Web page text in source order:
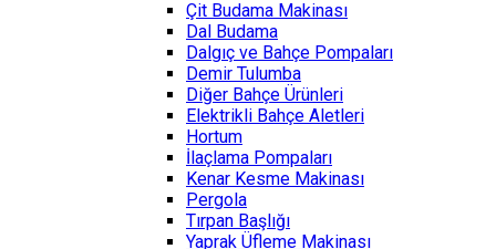
Çit Budama Makinası
Dal Budama
Dalgıç ve Bahçe Pompaları
Demir Tulumba
Diğer Bahçe Ürünleri
Elektrikli Bahçe Aletleri
Hortum
İlaçlama Pompaları
Kenar Kesme Makinası
Pergola
Tırpan Başlığı
Yaprak Üfleme Makinası